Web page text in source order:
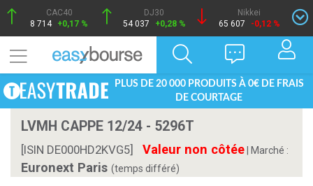
CAC40
8 714 +0,17 %
DJ30
54 037
+0,28 %
Nikkei
65 607
-0,12 %
PLUS DE 20 000 PRODUITS À 0€ DE FRAIS
DE COURTAGE
LVMH CAPPE 12/24 - 5296T
[ISIN DE000HD2KVG5] Valeur non côtée Marché :
Euronext Paris (temps différé)